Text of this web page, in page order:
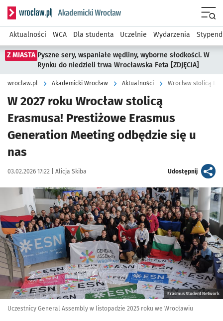
Serwis informacyjny wroclaw.pl podserwis: Akademicki
Aktualności WCA Dla studenta Uczelnie Wydarzenia
Z MIASTA Pyszne sery, wspaniałe wędliny, wyborne słodkości. W
Rynku do niedzieli trwa Wrocławska Feta [ZDJĘCIA]
wroclaw.pl Akademicki Wrocław Aktualności Wrocław stolicą
W 2027 roku Wrocław stolicą
Erasmusa! Prestiżowe Erasmus
Generation Meeting odbędzie się u
nas
Data publikacji:
03.02.2026 17:22 | Autor:
Alicja Skiba Udostępnijartykuł
Kliknij, aby powiększyć
Erasmus Student Network
Uczestnicy General Assembly w listopadzie 2025 roku we Wrocławiu